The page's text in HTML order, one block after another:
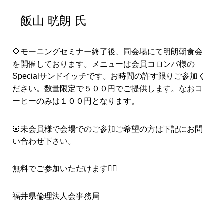
飯山 晄朗 氏
🔷モーニングセミナー終了後、同会場にて明朗朝食会
を開催しております。メニューは会員コロンバ様の
Specialサンドイッチです。お時間の許す限りご参加く
ださい。数量限定で５００円でご提供します。なおコ
ーヒーのみは１００円となります。
🌸未会員様で会場でのご参加ご希望の方は下記にお問
い合わせ下さい。
無料でご参加いただけます🙆‍♀️
福井県倫理法人会事務局